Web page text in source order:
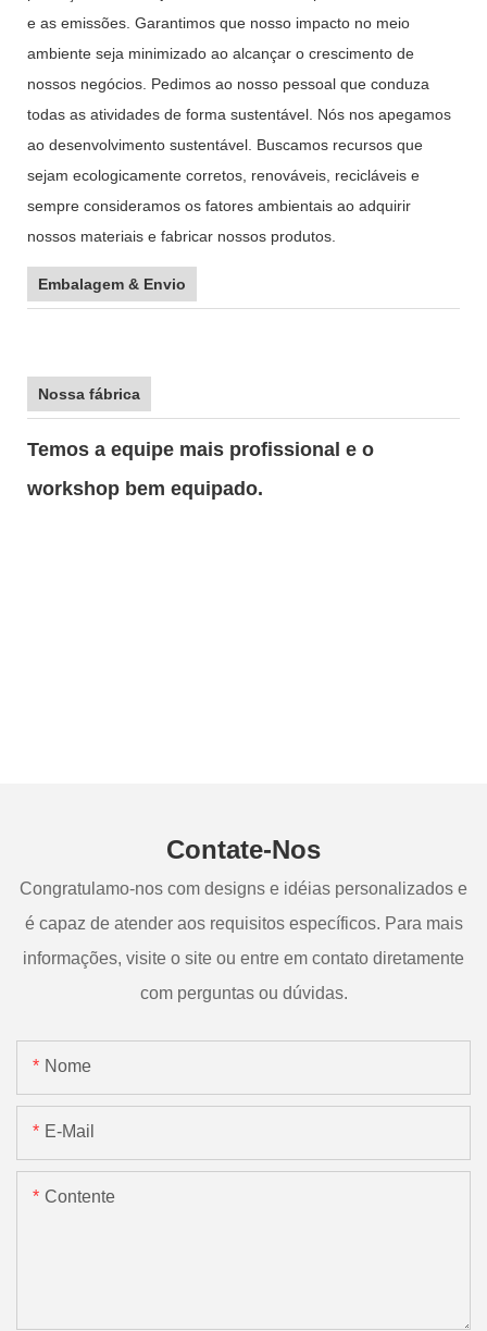
e as emissões. Garantimos que nosso impacto no meio
ambiente seja minimizado ao alcançar o crescimento de
nossos negócios. Pedimos ao nosso pessoal que conduza
todas as atividades de forma sustentável. Nós nos apegamos
ao desenvolvimento sustentável. Buscamos recursos que
sejam ecologicamente corretos, renováveis, recicláveis ​​e
sempre consideramos os fatores ambientais ao adquirir
nossos materiais e fabricar nossos produtos.
Embalagem & Envio
Nossa fábrica
Temos a equipe mais profissional e o
workshop bem equipado.
Contate-Nos
Congratulamo-nos com designs e idéias personalizados e
é capaz de atender aos requisitos específicos. Para mais
informações, visite o site ou entre em contato diretamente
com perguntas ou dúvidas.
Nome
E-Mail
Contente